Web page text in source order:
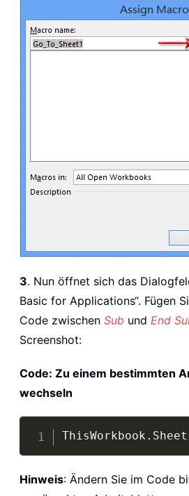
3. Nun öffnet sich das
Basic for Applications“. Fügen
Code zwischen Sub und End
Screenshot:
Code: Zu einem bestimmten
wechseln
ThisWorkbook .
Hinweis: Ändern Sie im Code